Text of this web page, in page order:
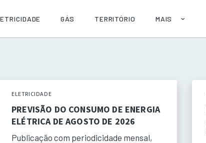
GÁS TERRITÓRIO MAIS
ELETRICIDADE
PREVISÃO DO CONSUMO DE ENERGIA
ELÉTRICA DE AGOSTO DE 2026
Publicação com periodicidade mensal,